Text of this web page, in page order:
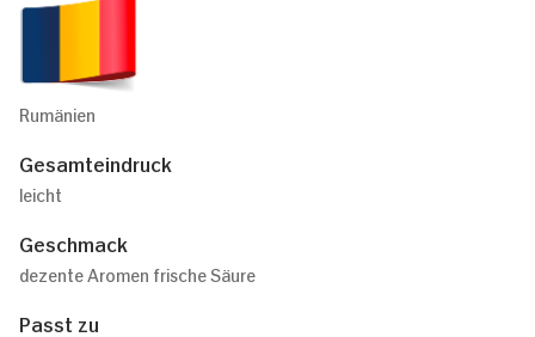
Rumänien
Gesamteindruck
leicht
Geschmack
dezente Aromen frische Säure
Passt zu